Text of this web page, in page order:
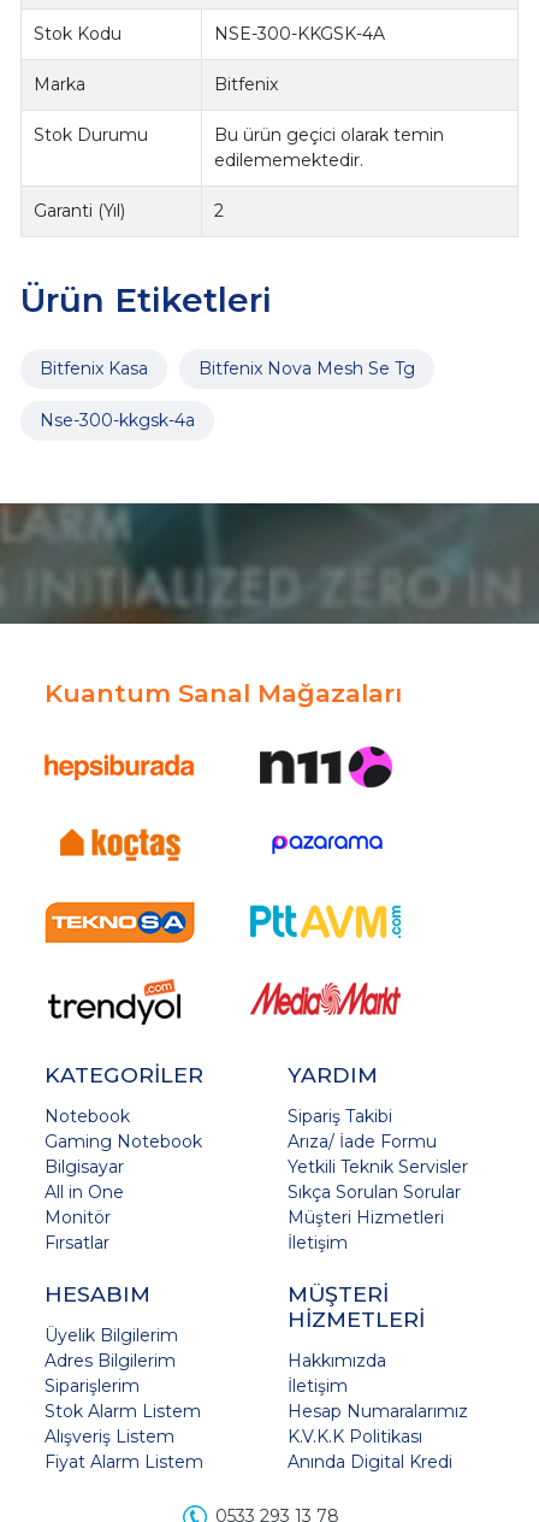
Stok Kodu NSE-300-KKGSK-4A
Marka Bitfenix
Stok Durumu
Bu ürün geçici olarak temin
edilememektedir.
Garanti (Yıl) 2
Ürün Etiketleri
Bitfenix Kasa Bitfenix Nova Mesh Se Tg
Nse-300-kkgsk-4a
Kuantum Sanal Mağazaları
KATEGORİLER
Notebook
Gaming Notebook
Bilgisayar
All in One
Monitör
Fırsatlar
YARDIM
Sipariş Takibi
Arıza/ İade Formu
Yetkili Teknik Servisler
Sıkça Sorulan Sorular
Müşteri Hizmetleri
İletişim
HESABIM
Üyelik Bilgilerim
Adres Bilgilerim
Siparişlerim
Stok Alarm Listem
Alışveriş Listem
Fiyat Alarm Listem
MÜŞTERİ
HİZMETLERİ
Hakkımızda
İletişim
Hesap Numaralarımız
K.V.K.K Politikası
Anında Digital Kredi
0533 293 13 78